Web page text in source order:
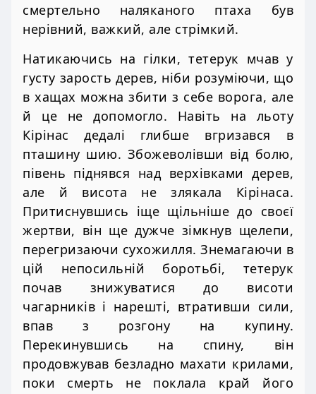
смертельно наляканого птаха був
нерівний, важкий, але стрімкий.
Натикаючись на гілки, тетерук мчав у
густу зарость дерев, ніби розуміючи, що
в хащах можна збити з себе ворога, але
й це не допомогло. Навіть на льоту
Кірінас дедалі глибше вгризався в
пташину шию. Збожеволівши від болю,
півень піднявся над верхівками дерев,
але й висота не злякала Кірінаса.
Притиснувшись іще щільніше до своєї
жертви, він ще дужче зімкнув щелепи,
перегризаючи сухожилля. Знемагаючи в
цій непосильній боротьбі, тетерук
почав знижуватися до висоти
чагарників і нарешті, втративши сили,
впав з розгону на купину.
Перекинувшись на спину, він
продовжував безладно махати крилами,
поки смерть не поклала край його